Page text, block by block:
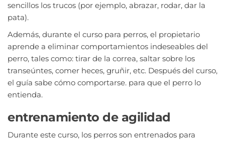
sencillos los trucos (por ejemplo, abrazar, rodar, dar la
pata).
Además, durante el curso para perros, el propietario
aprende a eliminar comportamientos indeseables del
perro, tales como: tirar de la correa, saltar sobre los
transeúntes, comer heces, gruñir, etc. Después del curso,
el guía sabe cómo comportarse. para que el perro lo
entienda.
entrenamiento de agilidad
Durante este curso, los perros son entrenados para